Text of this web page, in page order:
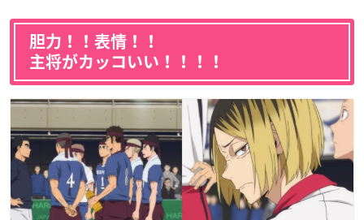
胆力！！表情！！
主将がカッコいい！！！！